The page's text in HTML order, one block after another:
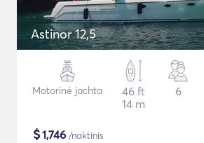
Astinor 12,5
Motorinė jachta
46 ft
14 m
6
$1,746 /naktinis